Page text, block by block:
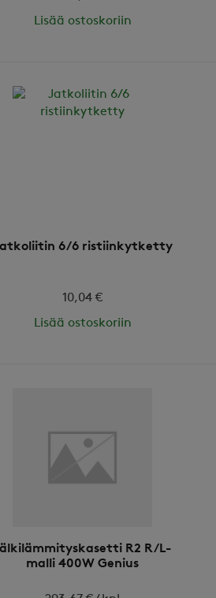
Lisää ostoskoriin
6/6 ristiinkytketty
10,04 €
Lisää ostoskoriin
R2 R/L-
malli 400W Genius